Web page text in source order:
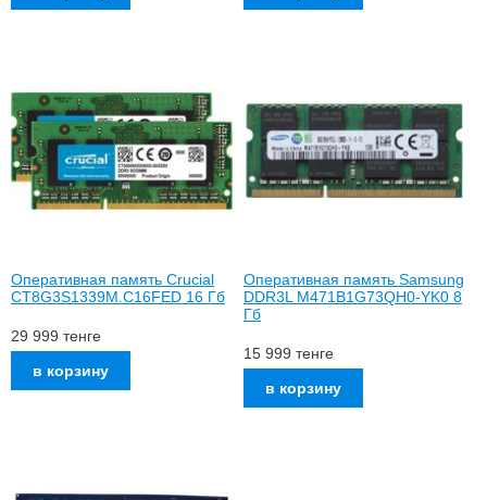
Оперативная память Crucial
CT8G3S1339M.C16FED 16 Гб
29 999 тенге
Оперативная память Samsung
DDR3L M471B1G73QH0-YK0 8
Гб
15 999 тенге